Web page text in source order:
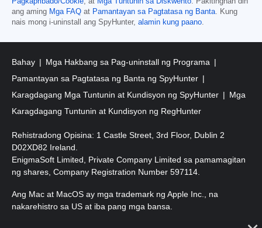
ang aming Mga FAQ at Pamantayan sa Pagtatasa ng Banta. Kung
nais mong i-uninstall ang SpyHunter, alamin kung paano.
Bahay
Mga Hakbang sa Pag-uninstall ng Programa
Pamantayan sa Pagtatasa ng Banta ng SpyHunter
Karagdagang Mga Tuntunin at Kundisyon ng SpyHunter
Mga
Karagdagang Tuntunin at Kundisyon ng RegHunter
Rehistradong Opisina: 1 Castle Street, 3rd Floor, Dublin 2
D02XD82 Ireland.
EnigmaSoft Limited, Private Company Limited sa pamamagitan
ng shares, Company Registration Number 597114.
Ang Mac at MacOS ay mga trademark ng Apple Inc., na
nakarehistro sa US at iba pang mga bansa.